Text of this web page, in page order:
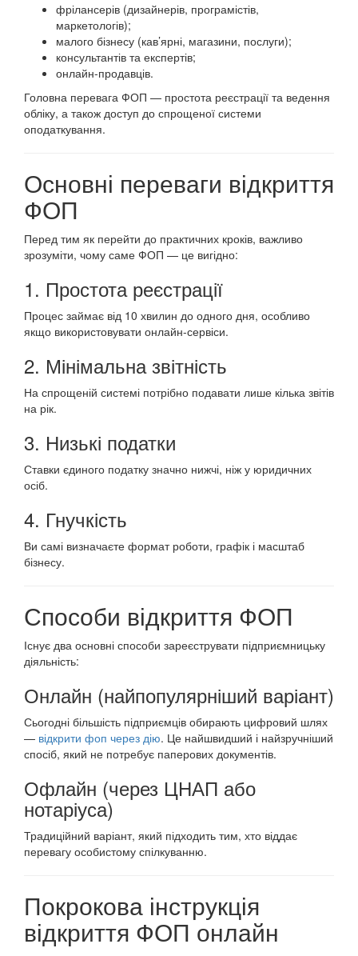
фрілансерів (дизайнерів, програмістів,
маркетологів);
малого бізнесу (кав’ярні, магазини, послуги);
консультантів та експертів;
онлайн-продавців.
Головна перевага ФОП — простота реєстрації та ведення
обліку, а також доступ до спрощеної системи
оподаткування.
Основні переваги відкриття
ФОП
Перед тим як перейти до практичних кроків, важливо
зрозуміти, чому саме ФОП — це вигідно:
1. Простота реєстрації
Процес займає від 10 хвилин до одного дня, особливо
якщо використовувати онлайн-сервіси.
2. Мінімальна звітність
На спрощеній системі потрібно подавати лише кілька звітів
на рік.
3. Низькі податки
Ставки єдиного податку значно нижчі, ніж у юридичних
осіб.
4. Гнучкість
Ви самі визначаєте формат роботи, графік і масштаб
бізнесу.
Способи відкриття ФОП
Існує два основні способи зареєструвати підприємницьку
діяльність:
Онлайн (найпопулярніший варіант)
Сьогодні більшість підприємців обирають цифровий шлях
— відкрити фоп через дію. Це найшвидший і найзручніший
спосіб, який не потребує паперових документів.
Офлайн (через ЦНАП або
нотаріуса)
Традиційний варіант, який підходить тим, хто віддає
перевагу особистому спілкуванню.
Покрокова інструкція
відкриття ФОП онлайн